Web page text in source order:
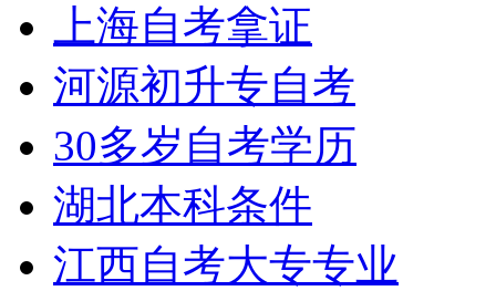
上海自考拿证
河源初升专自考
30多岁自考学历
湖北本科条件
江西自考大专专业